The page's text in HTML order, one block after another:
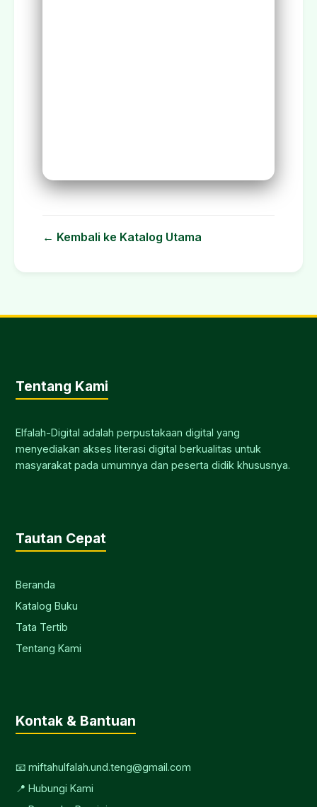
← Kembali ke Katalog Utama
Tentang Kami
Elfalah-Digital adalah perpustakaan digital yang
menyediakan akses literasi digital berkualitas untuk
masyarakat pada umumnya dan peserta didik khususnya.
Tautan Cepat
Beranda
Katalog Buku
Tata Tertib
Tentang Kami
Kontak & Bantuan
📧 miftahulfalah.und.teng@gmail.com
📍 Hubungi Kami